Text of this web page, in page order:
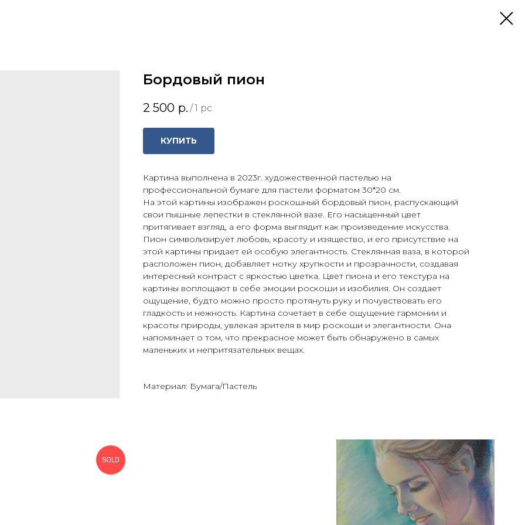
Бордовый пион
2 500 р. /1 pc
КУПИТЬ
Картина выполнена в 2023г. художественной пастелью на
профессиональной бумаге для пастели форматом 30*20 см.
На этой картины изображен роскошный бордовый пион, распускающий
свои пышные лепестки в стеклянной вазе. Его насыщенный цвет
притягивает взгляд, а его форма выглядит как произведение искусства.
Пион символизирует любовь, красоту и изящество, и его присутствие на
этой картины придает ей особую элегантность. Стеклянная ваза, в которой
расположен пион, добавляет нотку хрупкости и прозрачности, создавая
интересный контраст с яркостью цветка. Цвет пиона и его текстура на
картины воплощают в себе эмоции роскоши и изобилия. Он создает
ощущение, будто можно просто протянуть руку и почувствовать его
гладкость и нежность. Картина сочетает в себе ощущение гармонии и
красоты природы, увлекая зрителя в мир роскоши и элегантности. Она
напоминает о том, что прекрасное может быть обнаружено в самых
маленьких и непритязательных вещах.
Материал: Бумага/Пастель
SOLD